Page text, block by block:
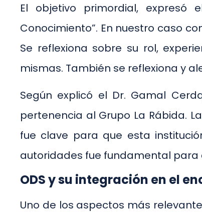
El objetivo primordial, expresó
Conocimiento”. En nuestro caso
Se reflexiona sobre su rol,
mismas. También se reflexiona y
Según explicó el Dr. Gamal
pertenencia al Grupo La Rábida.
fue clave para que esta
autoridades fue fundamental para
ODS y su integración en el
Uno de los aspectos más